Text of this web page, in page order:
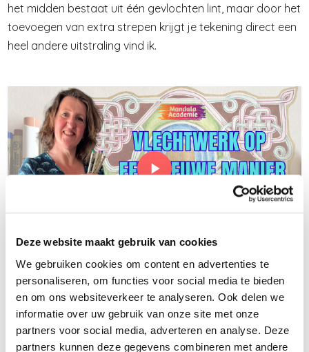
Deze website maakt gebruik van cookies
We gebruiken cookies om content en advertenties te
personaliseren, om functies voor social media te bieden
en om ons websiteverkeer te analyseren. Ook delen we
informatie over uw gebruik van onze site met onze
partners voor social media, adverteren en analyse. Deze
partners kunnen deze gegevens combineren met andere
het midden bestaat uit één gevlochten lint, maar door het
toevoegen van extra strepen krijgt je tekening direct een
heel andere uitstraling vind ik.
In deMaandelijkse Mandala cursus van deze maand (mei)
vind je in totaal9 uitgebreide lessen met ruim twee uur
aan stap-voor-stap video's. Ik laat je elke lijn, elke stip en
elke schaduwtechniek in detail zien op video's, zodat jij dit